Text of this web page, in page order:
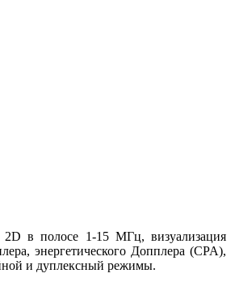
в полосе 1-15 МГц, визуализация
энергетического Допплера (CPA),
и дуплексный режимы.